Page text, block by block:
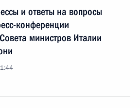
и ответы на вопросы
конференции
министров Италии